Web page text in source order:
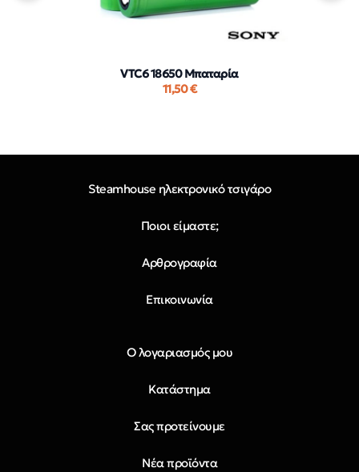
VTC6 18650 Μπαταρία
11,50€
Steamhouse ηλεκτρονικό τσιγάρο
Ποιοι είμαστε;
Αρθρογραφία
Επικοινωνία
Ο λογαριασμός μου
Κατάστημα
Σας προτείνουμε
Νέα προϊόντα